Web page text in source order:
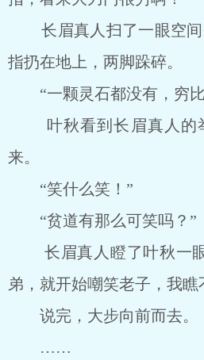
长眉真人扫了一眼空间
指扔在地上，两脚跺碎。
“一颗灵石都没有，穷
叶秋看到长眉真人的
来。
“笑什么笑！”
“贫道有那么可笑吗？”
长眉真人瞪了叶秋一眼
弟，就开始嘲笑老子，我瞧
说完，大步向前而去。
……